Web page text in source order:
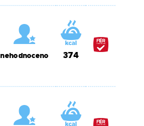
nehodnoceno 374